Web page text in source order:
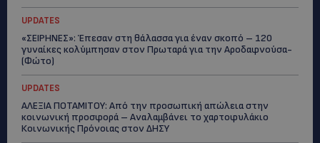
UPDATES
«ΣΕΙΡΗΝΕΣ»: Έπεσαν στη θάλασσα για έναν σκοπό – 120
γυναίκες κολύμπησαν στον Πρωταρά για την Αροδαφνούσα-
(Φώτο)
UPDATES
ΑΛΕΞΙΑ ΠΟΤΑΜΙΤΟΥ: Από την προσωπική απώλεια στην
κοινωνική προσφορά – Αναλαμβάνει το χαρτοφυλάκιο
Κοινωνικής Πρόνοιας στον ΔΗΣΥ